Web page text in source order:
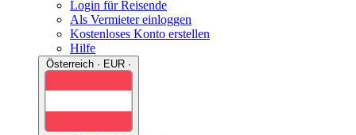
Login für Reisende
Als Vermieter einloggen
Kostenloses Konto erstellen
Hilfe